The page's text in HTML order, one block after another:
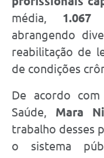
média, 1.067
abrangendo
reabilitação de
de condições
De acordo
Saúde, Mara
trabalho desses
o sistema